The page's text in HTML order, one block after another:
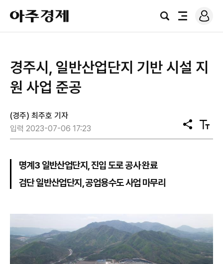
아
주
경
검
전
로
그
경주시, 일반산업단지 기반 시설 지
원 사업 준공
(경주) 최주호 기자
입력 2023-07-06 17:23
공
유
텍
스
명계3 일반산업단지, 진입 도로 공사 완료
검단 일반산업단지, 공업용수도 사업 마무리